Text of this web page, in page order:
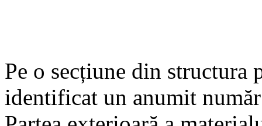
Pe o secțiune din
identificat un anumit